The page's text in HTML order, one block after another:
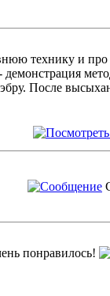
технику и
После
понравилось!